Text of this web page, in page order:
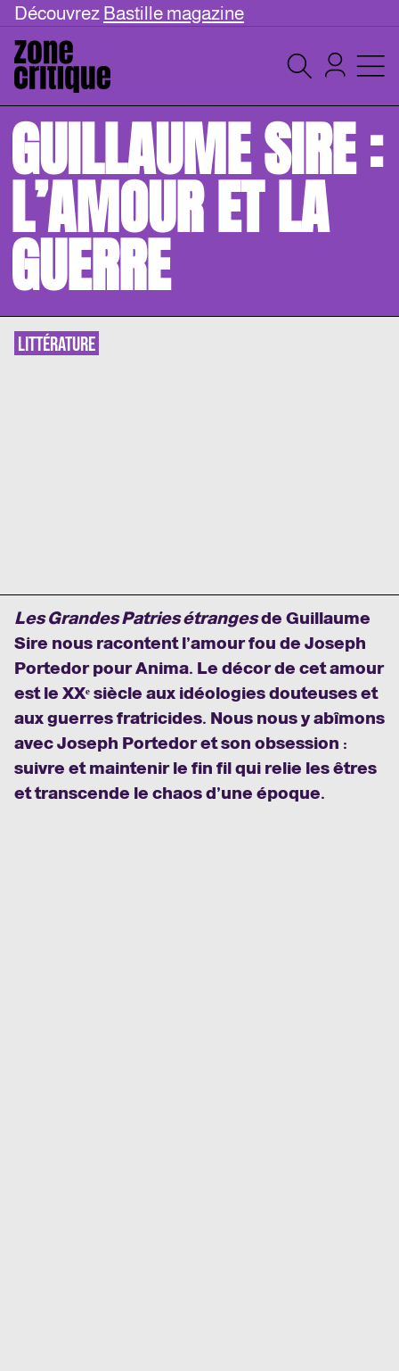
Découvrez Bastille magazine
GUILLAUME SIRE :
L’AMOUR ET LA
GUERRE
LITTÉRATURE
Les Grandes Patries étrangesde Guillaume
Sire nous racontent l’amour fou de Joseph
Portedor pour Anima. Le décor de cet amour
est le XXᵉ siècle aux idéologies douteuses et
aux guerres fratricides. Nous nous y abîmons
avec Joseph Portedor et son obsession :
suivre et maintenir le fin fil qui relie les êtres
et transcende le chaos d’une époque.